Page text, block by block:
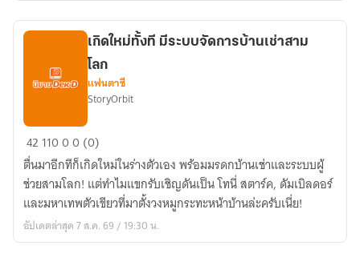
เกิด
ใหม่
ทั้งที
มี
ระบบ
จัดการ
เกิดใหม่ทั้งที มีระบบจัดการบ้านเช่าสาม
โลก
แฟนตาซี
StoryOrbit
42 11000 (0)
ตื่นมาอีกทีก็เกิดใหม่ในร่างตัวเอง พร้อมมรดกบ้านเช่าและระบบผู้
ช่วยสามโลก! แต่ทำไมแขกรับเชิญดันเป็น โทนี่ สตาร์ค, ดัมเบิลดอร์
และมหาเทพตัวเขียวที่มาตั้งวงหมูกระทะหน้าบ้านล่ะครับเนี่ย!
อัปเดตล่าสุด 7 ส.ค. 69 / 19:30 น.